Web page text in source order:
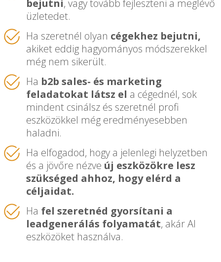
bejutni, vagy tovább fejleszteni a meglévő
üzletedet.
Ha szeretnél olyan cégekhez bejutni,
akiket eddig hagyományos módszerekkel
még nem sikerült.
Ha b2b sales- és marketing
feladatokat látsz el a cégednél, sok
mindent csinálsz és szeretnél profi
eszközökkel még eredményesebben
haladni.
Ha elfogadod, hogy a jelenlegi helyzetben
és a jövőre nézve új eszközökre lesz
szükséged ahhoz, hogy elérd a
céljaidat.
Ha fel szeretnéd gyorsítani a
leadgenerálás folyamatát, akár AI
eszközöket használva.